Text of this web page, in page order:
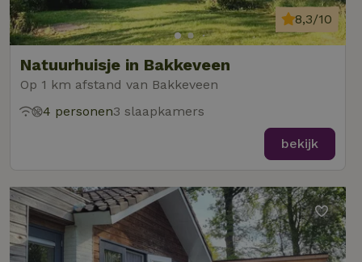
Natuurhuisje in Bakkeveen
Op 1 km afstand van Bakkeveen
8,3/10
4 personen3 slaapkamers
bekijk